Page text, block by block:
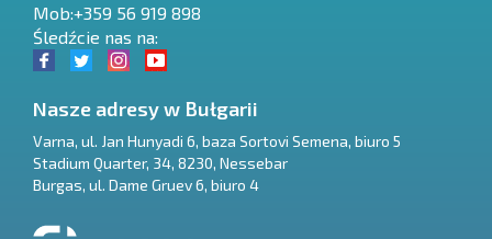
Mob:+359 56 919 898
Śledźcie nas na:
Nasze adresy w Bułgarii
Varna, ul. Jan Hunyadi 6, baza Sortovi Semena, biuro 5
Stadium Quarter, 34, 8230, Nessebar
Burgas, ul. Dame Gruev 6, biuro 4